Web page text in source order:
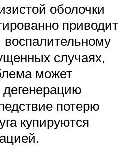
оболочки
приводит
случаях,
может
потерю
купируются